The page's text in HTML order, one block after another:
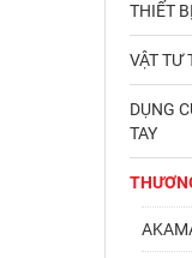
THIẾT
VẬT TƯ
DỤNG
TAY